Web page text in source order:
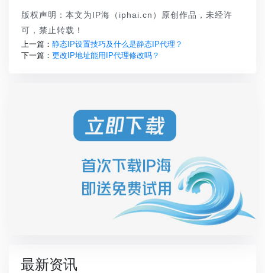
版权声明：本文为IP海（iphai.cn）原创作品，未经许
可，禁止转载！
上一篇： 静态IP设置技巧及什么是静态IP代理？
下一篇： 更改IP地址能用IP代理修改吗？
最新资讯